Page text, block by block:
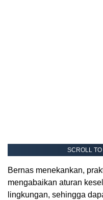
SCROLL
Bernas menekankan,
mengabaikan aturan
lingkungan, sehingga